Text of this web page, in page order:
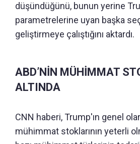
düşündüğünü, bunun yerine
parametrelerine uyan başka
geliştirmeye çalıştığını aktardı.
ABD’NİN MÜHİMMAT
ALTINDA
CNN haberi, Trump'ın genel
mühimmat stoklarının yeterli